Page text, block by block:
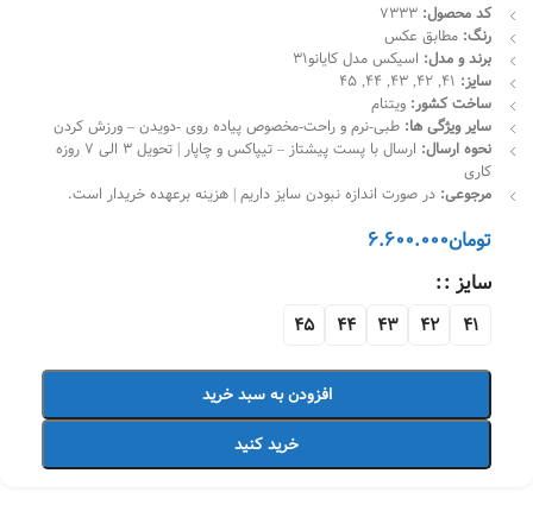
کد محصول:
7333
رنگ: مطابق عکس
برند و مدل: اسیکس مدل کایانو31
سایز: 41, 42, 43, 44, 45
ساخت کشور: ویتنام
سایر ویژگی ها: طبی-نرم و راحت-مخصوص پیاده روی -دویدن – ورزش کردن
نحوه ارسال:
ارسال با پست پیشتاز – تیپاکس و چاپار | تحویل 3 الی 7 روزه
کاری
مرجوعی: در صورت اندازه نبودن سایز داریم | هزینه برعهده خریدار است.
تومان6.600.000
سایز :
41
42
43
44
45
افزودن به سبد خرید
خرید کنید